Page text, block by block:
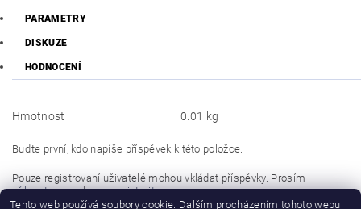
PARAMETRY
DISKUZE
HODNOCENÍ
Hmotnost 0.01 kg
Buďte první, kdo napíše příspěvek k této položce.
Pouze registrovaní uživatelé mohou vkládat příspěvky. Prosím
přihlaste senebo seregistrujte.
Tento web používá soubory cookie. Dalším procházením tohoto webu